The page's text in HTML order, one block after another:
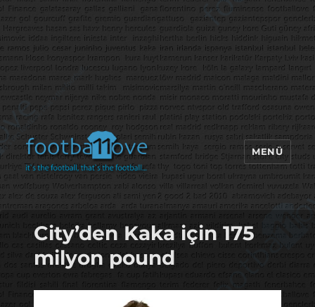
footbaLLove
MENÜ
City’den Kaka için 175
milyon pound